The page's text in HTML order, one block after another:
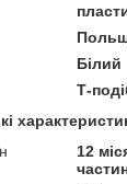
Білий
Т-
12